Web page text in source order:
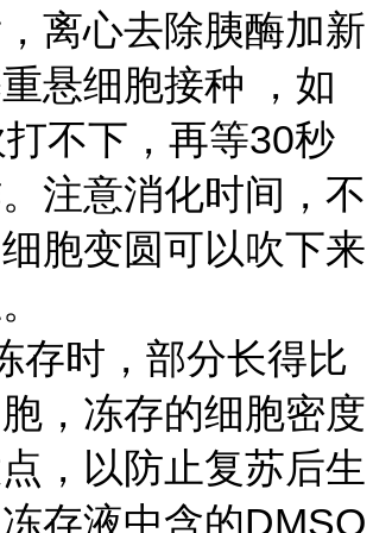
离心去除胰酶加新
悬细胞接种 ，如
不下，再等30秒
注意消化时间，不
胞变圆可以吹下来
存时，部分长得比
，冻存的细胞密度
，以防止复苏后生
存液中含的DMSO